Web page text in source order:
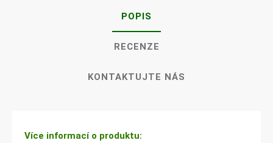
POPIS
RECENZE
KONTAKTUJTE NÁS
Více informací o produktu: